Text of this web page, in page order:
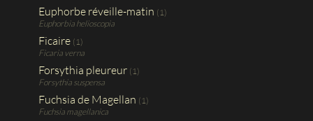
Euphorbe réveille-matin (1)
Euphorbia helioscopia
Ficaire (1)
Ficaria verna
Forsythia pleureur (1)
Forsythia suspensa
Fuchsia de Magellan (1)
Fuchsia magellanica